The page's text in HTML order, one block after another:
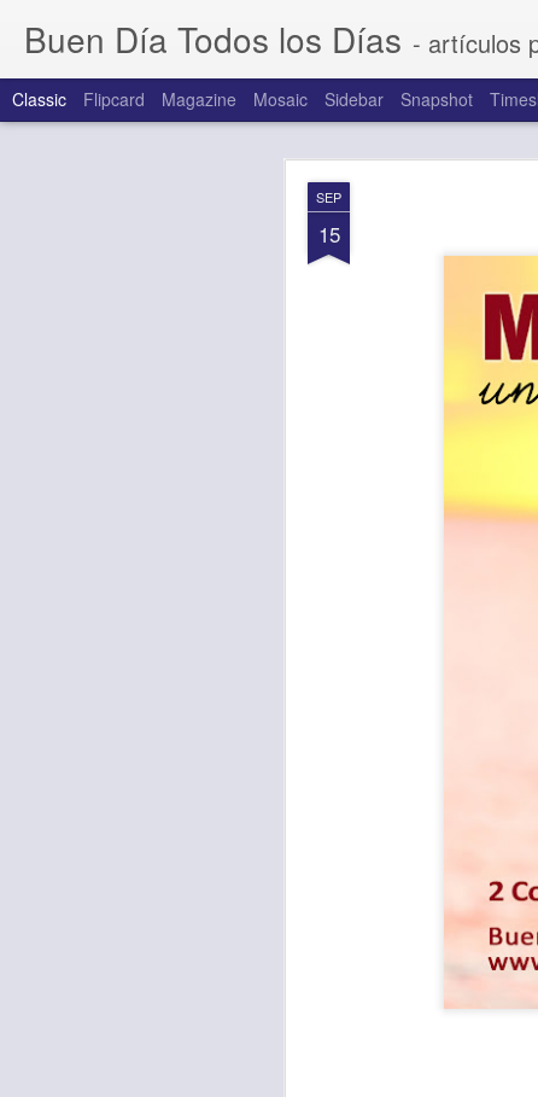
SEP
15
Buen Día Todos los Días - artículos
Classic Flipcard Magazine Mosaic Sidebar Snapshot
Para muchos, la
acorde con una
logros